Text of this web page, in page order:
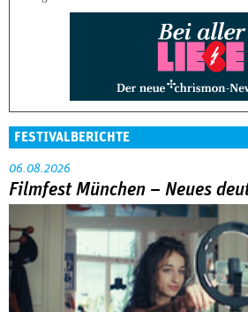
FESTIVALBERICHTE
06.08.2026
Filmfest München – Neues